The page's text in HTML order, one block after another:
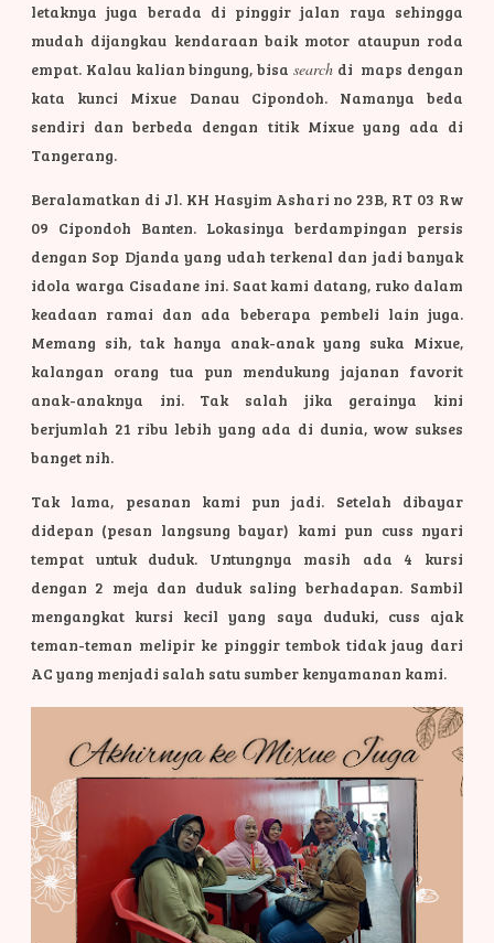
letaknya juga berada di pinggir jalan raya sehingga
mudah dijangkau kendaraan baik motor ataupun roda
empat. Kalau kalian bingung, bisa searchdi maps dengan
kata kunci Mixue Danau Cipondoh. Namanya beda
sendiri dan berbeda dengan titik Mixue yang ada di
Tangerang.
Beralamatkan di Jl. KH Hasyim Ashari no 23B, RT 03 Rw
09 Cipondoh Banten. Lokasinya berdampingan persis
dengan Sop Djanda yang udah terkenal dan jadi banyak
idola warga Cisadane ini. Saat kami datang, ruko dalam
keadaan ramai dan ada beberapa pembeli lain juga.
Memang sih, tak hanya anak-anak yang suka Mixue,
kalangan orang tua pun mendukung jajanan favorit
anak-anaknya ini. Tak salah jika gerainya kini
berjumlah 21 ribu lebih yang ada di dunia, wow sukses
banget nih.
Tak lama, pesanan kami pun jadi. Setelah dibayar
didepan (pesan langsung bayar) kami pun cuss nyari
tempat untuk duduk. Untungnya masih ada 4 kursi
dengan 2 meja dan duduk saling berhadapan. Sambil
mengangkat kursi kecil yang saya duduki, cuss ajak
teman-teman melipir ke pinggir tembok tidak jaug dari
AC yang menjadi salah satu sumber kenyamanan kami.